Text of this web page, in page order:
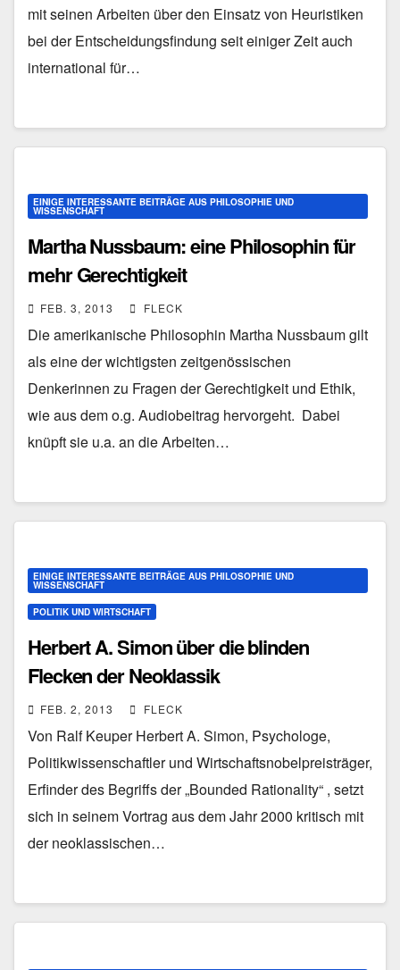
mit seinen Arbeiten über den Einsatz von Heuristiken
bei der Entscheidungsfindung seit einiger Zeit auch
international für…
EINIGE INTERESSANTE BEITRÄGE AUS PHILOSOPHIE UND
WISSENSCHAFT
Martha Nussbaum: eine Philosophin für
mehr Gerechtigkeit
FEB. 3, 2013 FLECK
Die amerikanische Philosophin Martha Nussbaum gilt
als eine der wichtigsten zeitgenössischen
Denkerinnen zu Fragen der Gerechtigkeit und Ethik,
wie aus dem o.g. Audiobeitrag hervorgeht. Dabei
knüpft sie u.a. an die Arbeiten…
EINIGE INTERESSANTE BEITRÄGE AUS PHILOSOPHIE UND
WISSENSCHAFT
POLITIK UND WIRTSCHAFT
Herbert A. Simon über die blinden
Flecken der Neoklassik
FEB. 2, 2013 FLECK
Von Ralf Keuper Herbert A. Simon, Psychologe,
Politikwissenschaftler und Wirtschaftsnobelpreisträger,
Erfinder des Begriffs der „Bounded Rationality“ , setzt
sich in seinem Vortrag aus dem Jahr 2000 kritisch mit
der neoklassischen…